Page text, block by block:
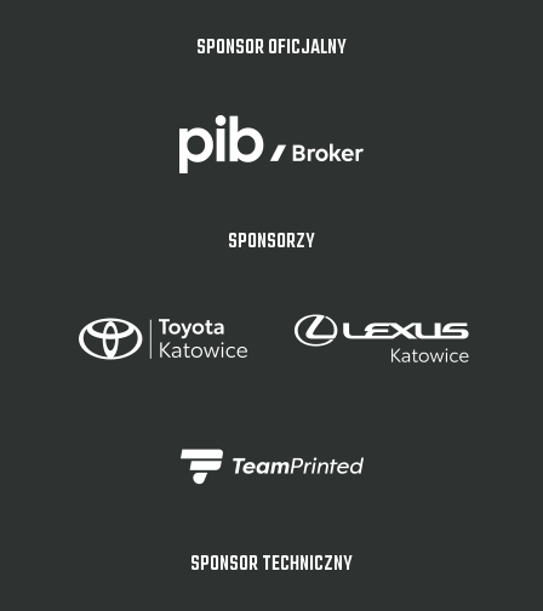
SPONSOR OFICJALNY
SPONSORZY
SPONSOR TECHNICZNY